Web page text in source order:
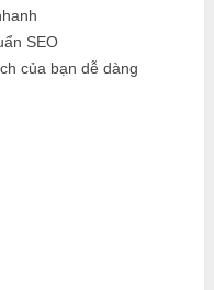
SEO
của bạn dễ dàng